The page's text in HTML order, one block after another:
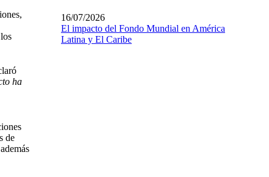
ha
de
16/07/2026
El impacto del Fondo Mundial en América
Latina y El Caribe